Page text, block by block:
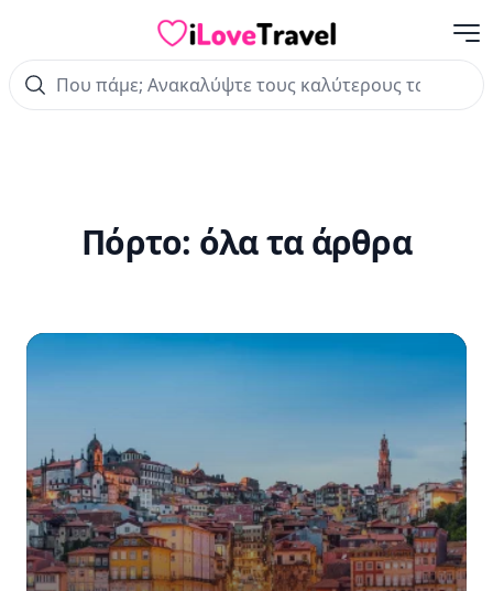
iLoveTravel
Πόρτο: όλα τα άρθρα